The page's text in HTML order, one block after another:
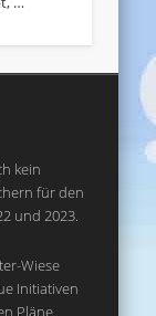
kein
für den
und 2023.
Wiese
Initiativen
Pläne.